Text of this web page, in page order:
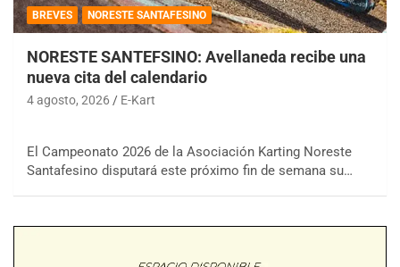
BREVES NORESTE SANTAFESINO
NORESTE SANTEFSINO: Avellaneda recibe una
nueva cita del calendario
4 agosto, 2026 E-Kart
El Campeonato 2026 de la Asociación Karting Noreste
Santafesino disputará este próximo fin de semana su…